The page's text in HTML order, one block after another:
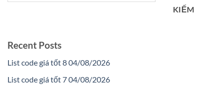
KIẾM
Recent Posts
List code giá tốt 8 04/08/2026
List code giá tốt 7 04/08/2026